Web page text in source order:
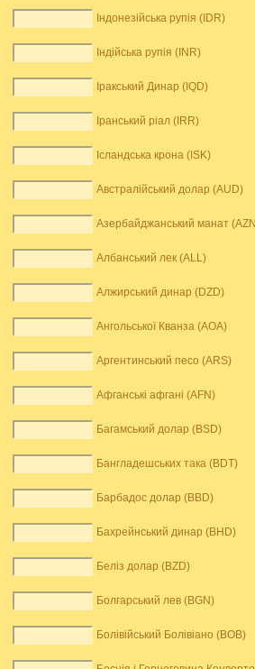
Індонезійська рупія (IDR)
Індійська рупія (INR)
Іракський Динар (IQD)
Іранський ріал (IRR)
Ісландська крона (ISK)
Австралійський долар (AUD)
Азербайджанський манат
Албанський лек (ALL)
Алжирський динар (DZD)
Ангольської Кванза (AOA)
Аргентинський песо (ARS)
Афганські афгані (AFN)
Багамський долар (BSD)
Бангладешських така (BDT)
Барбадос долар (BBD)
Бахрейнський динар (BHD)
Беліз долар (BZD)
Болгарський лев (BGN)
Болівійський Болівіано (BOB)